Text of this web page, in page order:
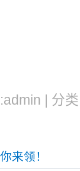
| 分
来领！